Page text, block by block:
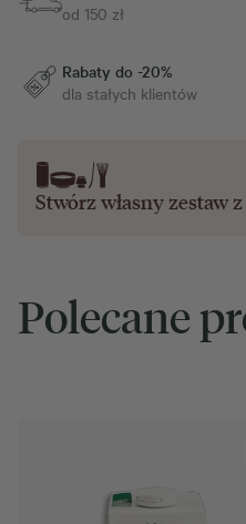
od 150 zł
Rabaty do -20%
dla stałych klientów
Stwórz własny zestaw
Polecane